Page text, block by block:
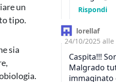
un
tipo.
sia